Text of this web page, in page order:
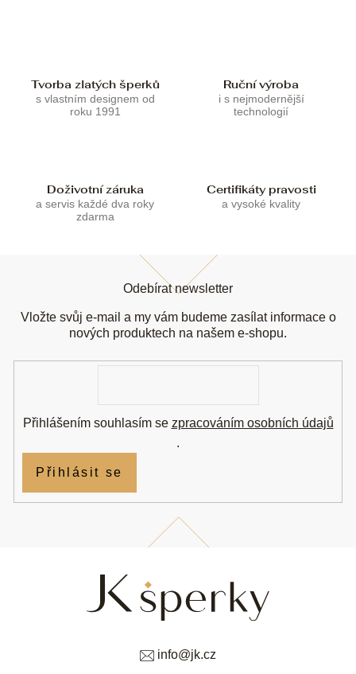
Tvorba zlatých šperků
s vlastním designem od
roku 1991
Ruční výroba
i s nejmodernější
technologií
Doživotní záruka
a servis každé dva roky
zdarma
Certifikáty pravosti
a vysoké kvality
info@jk.cz
Odebírat newsletter
Vložte svůj e-mail a my vám budeme zasílat informace o
nových produktech na našem e-shopu.
Přihlášením souhlasím se zpracováním osobních údajů
.
Přihlásit se